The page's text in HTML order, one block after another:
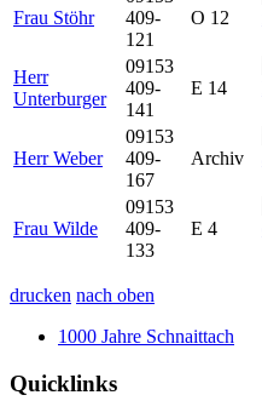
Frau Stöhr
409-
121
O 12
Herr
Unterburger
09153
409-
141
E 14
Herr Weber
09153
409-
167
Archiv
Frau Wilde
09153
409-
133
E 4
drucken nach oben
1000 Jahre Schnaittach
Quicklinks